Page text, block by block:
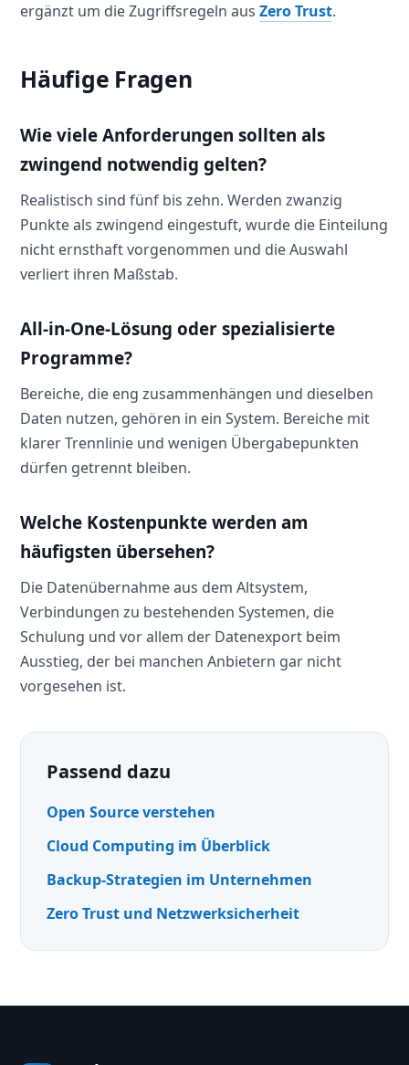
ergänzt um die Zugriffsregeln aus Zero Trust.
Häufige Fragen
Wie viele Anforderungen sollten als
zwingend notwendig gelten?
Realistisch sind fünf bis zehn. Werden zwanzig
Punkte als zwingend eingestuft, wurde die Einteilung
nicht ernsthaft vorgenommen und die Auswahl
verliert ihren Maßstab.
All-in-One-Lösung oder spezialisierte
Programme?
Bereiche, die eng zusammenhängen und dieselben
Daten nutzen, gehören in ein System. Bereiche mit
klarer Trennlinie und wenigen Übergabepunkten
dürfen getrennt bleiben.
Welche Kostenpunkte werden am
häufigsten übersehen?
Die Datenübernahme aus dem Altsystem,
Verbindungen zu bestehenden Systemen, die
Schulung und vor allem der Datenexport beim
Ausstieg, der bei manchen Anbietern gar nicht
vorgesehen ist.
Passend dazu
Open Source verstehen
Cloud Computing im Überblick
Backup-Strategien im Unternehmen
Zero Trust und Netzwerksicherheit